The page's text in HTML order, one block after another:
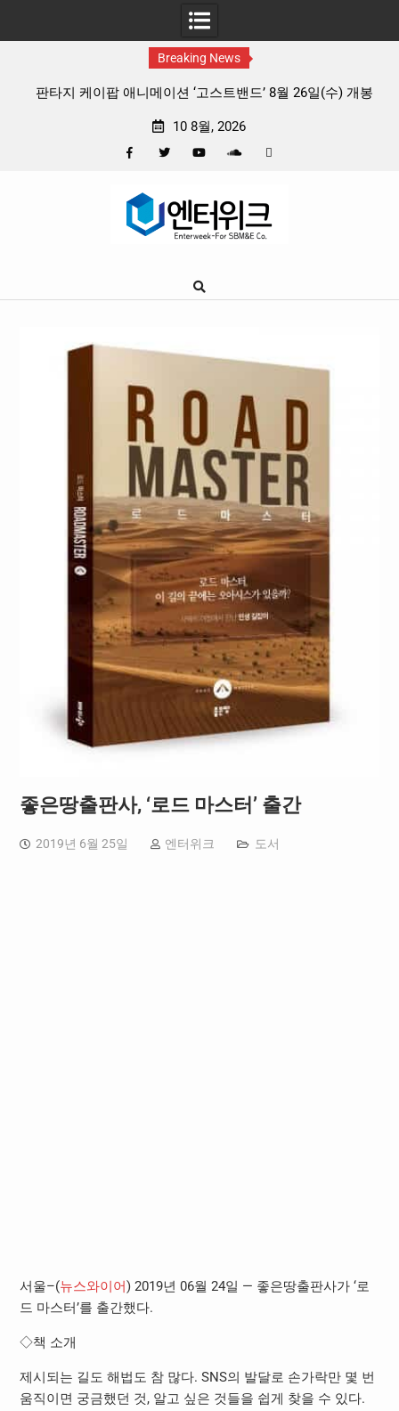
Breaking News
판타지 케이팝 애니메이션 ‘고스트밴드’ 8월 26일(수) 개봉
10 8월, 2026
Google
좋은땅출판사, ‘로드 마스터’ 출간
2019년 6월 25일 엔터위크 도서
서울–(뉴스와이어) 2019년 06월 24일 — 좋은땅출판사가 ‘로
드 마스터’를 출간했다.
◇책 소개
제시되는 길도 해법도 참 많다. SNS의 발달로 손가락만 몇 번
움직이면 궁금했던 것, 알고 싶은 것들을 쉽게 찾을 수 있다.